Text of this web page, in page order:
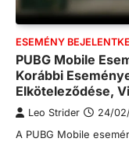
ESEMÉNY
PUBG Mobile
Korábbi
Elköteleződése,
Leo Strider 24/
A PUBG Mobile